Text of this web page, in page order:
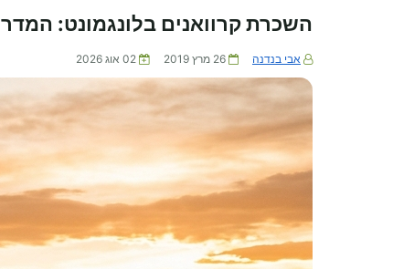
השכרת קרוואנים בלונגמונט:
אבי בנדנה 26 מרץ 2019 02 אוג 2026